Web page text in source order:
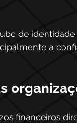
de
a
financeiros